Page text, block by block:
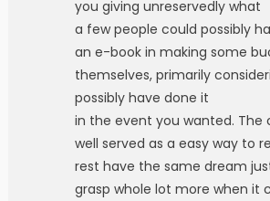
you giving unreservedly what
a few people could possibly
an e-book in making some
themselves, primarily
possibly have done it
in the event you wanted. The
well served as a easy way to
rest have the same dream
grasp whole lot more when it